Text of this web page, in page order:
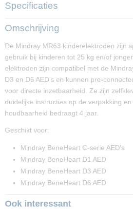
Specificaties
Productcode
Omschrijving
De Mindray MR63 kinderelektroden zijn
gebruik bij kinderen tot 25 kg en/of
elektroden zijn compatibel met de
D3 en D6 AED’s en kunnen pre-
voor directe inzetbaarheid. Ze zijn
duidelijke instructies op de verpakking
houdbaarheid bedraagt 4 jaar.
Geschikt voor:
Mindray BeneHeart C-serie AED's
Mindray BeneHeart D1 AED
Mindray BeneHeart D3 AED
Mindray BeneHeart D6 AED
Ook interessant